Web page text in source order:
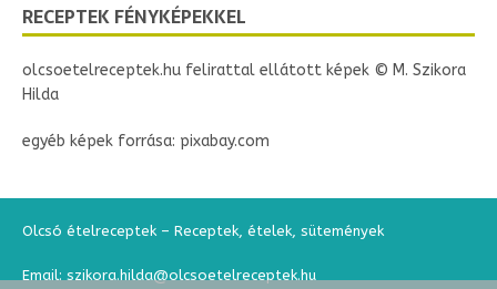
t
n
l
y
RECEPTEK FÉNYKÉPEKKEL
olcsoetelreceptek.hu felirattal ellátott képek © M. Szikora
Hilda
egyéb képek forrása: pixabay.com
Olcsó ételreceptek – Receptek, ételek, sütemények
Email: szikora.hilda@olcsoetelreceptek.hu